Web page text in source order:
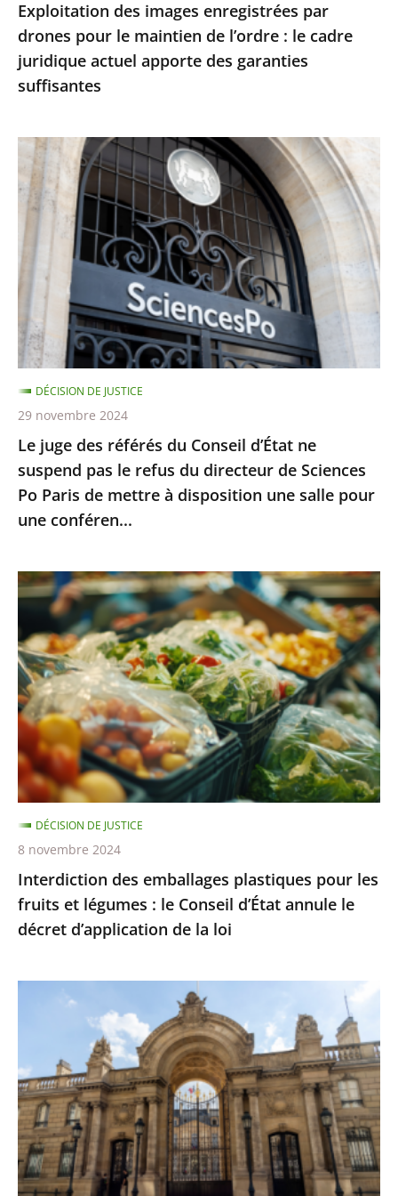
le
cadre
juridique
actuel
des
garanties
suffisantes
Exploitation des images enregistrées par
drones pour le maintien de l’ordre : le cadre
juridique actuel apporte des garanties
suffisantes
Le
juge
des
référés
du
Conseil
d’État
ne
suspend
pas
le
refus
du
directeur
de
Sciences
Paris
de
mettre
à
disposition
une
salle
pour
une
conféren...
Le juge des référés du Conseil d’État ne
suspend pas le refus du directeur de Sciences
Po Paris de mettre à disposition une salle pour
une conféren...
DÉCISION DE JUSTICE
29 novembre 2024
Interdiction
emballages
plastiques
pour
les
fruits
et
légumes
:
le
Conseil
d’État
annule
le
d’application
Interdiction des emballages plastiques pour les
fruits et légumes : le Conseil d’État annule le
décret d’application de la loi
DÉCISION DE JUSTICE
8 novembre 2024
Aucune
été
prise
pour
autoriser
une
cérémonie